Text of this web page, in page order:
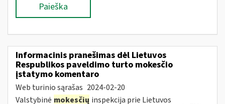
Paieška
Informacinis pranešimas dėl Lietuvos
Respublikos paveldimo turto mokesčio
įstatymo komentaro
Web turinio sąrašas 2024-02-20
Valstybinė mokesčių inspekcija prie Lietuvos